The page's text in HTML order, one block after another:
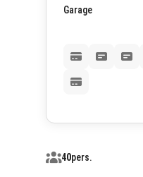
40pers.
Garage